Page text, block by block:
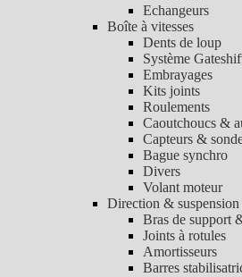
Echangeurs
Boîte à vitesses
Dents de loup
Système
Embrayages
Kits joints
Roulements
Caoutchoucs &
Capteurs &
Bague synchro
Divers
Volant moteur
Direction & suspension
Bras de support
Joints à rotules
Amortisseurs
Barres